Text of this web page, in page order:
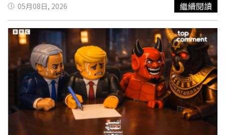
言：「大家為什麼要大驚小怪？」不過，比起SWAG爭議，
更讓她頭痛的，其實是近期網路上瘋傳的「掀衣露胸片」。
相關影片在社群平台大量流傳後，甚至有人誤以為她開啟付
費訂閱後尺度失控，讓爭議再度延燒。對此，王俐人則氣憤
澄清，強調那些影片根本不是本人拍攝，而是AI技術生成的
假影片。她透露，自己也是在其他平台看到相關畫面，就連
朋友群組都在討論，讓她相當傻眼。她表示，目前已經與律
師聯絡，準備透過法律途徑處理相關問題，「有些東西，我
們還是會用法律方式去處理。」她也進一步解釋，IG並不是
成人平台，如果真的隨便發布過激內容，很可能直接遭到停
權，「我IG上有很多支持我的訂閱者，我根本不想被
志／美聯社）根據外媒報導，馬克漢米爾日前在社群平台
Bluesky發布一張AI生成圖片，畫面中的川普閉著雙眼躺在
淺墓中，旁邊墓碑還寫著「Donald J. Trump 1946-
2024」，並配文「If only（如果是真的就好了）」。貼文曝
光後迅速引發爭議，不少川普支持者怒轟內容充滿死亡暗
示，尤其在川普近年頻遭暗殺威脅背景下，更顯敏感。馬克
漢米爾隨後又發文補充，表示自己其實希望川普「活得夠
久」，親眼看到共和黨在期中選舉慘敗、為「前所未見的貪
腐行為」負責，甚至遭彈劾、定罪與歷史羞辱。他寫道，希
望川普能「活著見證自己不可避免的失敗」，而不是死亡。
05月08日, 2026 繼續閱讀